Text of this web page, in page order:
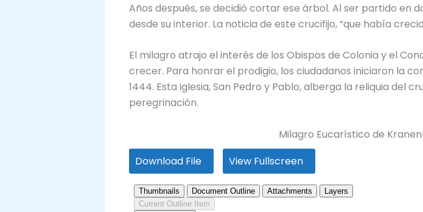
Años después, se decidió cortar ese árbol. Al ser partido en
desde su interior. La noticia de este crucifijo, “que había
El milagro atrajo el interés de los Obispos de Colonia y el
crecer. Para honrar el prodigio, los ciudadanos iniciaron la
1444. Esta iglesia, San Pedro y Pablo, alberga la reliquia del
peregrinación.
Milagro Eucarístico de
Download File
View Fullscreen